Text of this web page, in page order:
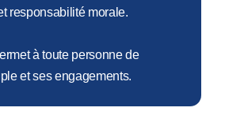
responsabilité morale.
à toute personne de
et ses engagements.